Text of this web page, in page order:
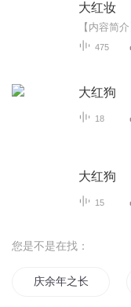
大红妆
475
大红狗
18
大红狗
15
您是不是在找：
庆余年之长歌行